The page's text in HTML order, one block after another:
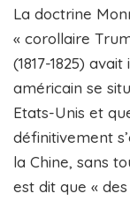
La doctrine
« corollaire
(1817-1825)
américain se
Etats-Unis et
définitivement
la Chine, sans
est dit que «